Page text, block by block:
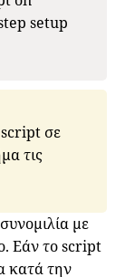
setup
σε
τις
με
Εάν το script
κατά την